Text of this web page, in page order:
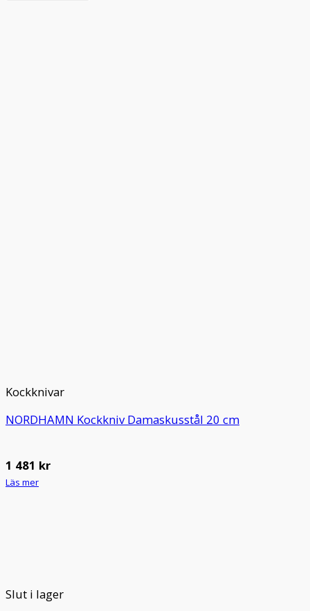
Slut i lager
Kockknivar
NORDHAMN Kockkniv Damaskusstål 20 cm
1 481 kr
Läs mer